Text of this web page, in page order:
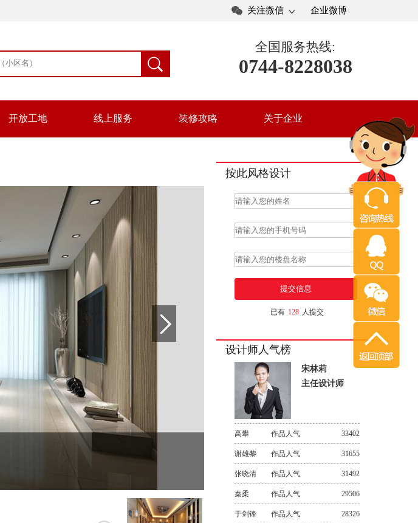
关注微信 企业微博
全国服务热线:
0744-8228038
开放工地 线上服务 装修攻略 关于企业
按此风格设计
已有 128 人提交
设计师人气榜
宋林莉
主任设计师
33402
高攀 作品人气
31655
谢雄黎 作品人气
31492
张晓清 作品人气
29506
秦柔 作品人气
28326
于剑锋 作品人气